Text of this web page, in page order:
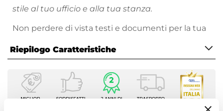
stile al tuo ufficio e alla tua stanza.
Non perdere di vista testi e documenti per la tua
archiviazioneper ottimizzare lo spazio nel
migliore dei modi.
Riepilogo Caratteristiche
Caratteristiche
Tipologia
Mobile multiuso